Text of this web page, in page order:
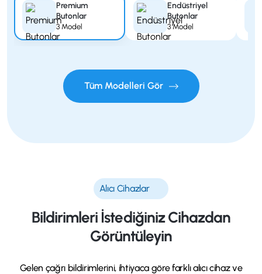
Premium
Butonlar
3 Model
Endüstriyel
Butonlar
3 Model
Tüm Modelleri Gör
Alıcı Cihazlar
Bildirimleri İstediğiniz Cihazdan
Görüntüleyin
Gelen çağrı bildirimlerini, ihtiyaca göre farklı alıcı cihaz ve